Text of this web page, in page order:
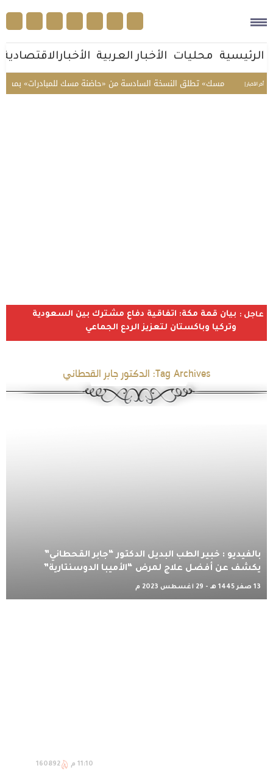
الرئيسية محليات الأخبار العربية الأخبارالاقتصادية
أخر الأخبار | «مسك» تطلق النسخة السادسة من «حاضنة مسك للمبادرات» بمشاركة 12 مبادرة شبابية
عاجل : بيان قمة مكة: اتفاقية دفاع مشترك بين السعودية
وتركيا وباكستان لتعزيز الردع الجماعي
Tag Archives: الدكتور جابر القحطاني
بالفيديو : خبير الطب البديل الدكتور “جابر القحطاني”
يكشف عن أفضل علاج لمرض “الأميبا الدوسنتارية”
13 صفر 1445 هـ - 29 أغسطس 2023 م
11:10 م 160892